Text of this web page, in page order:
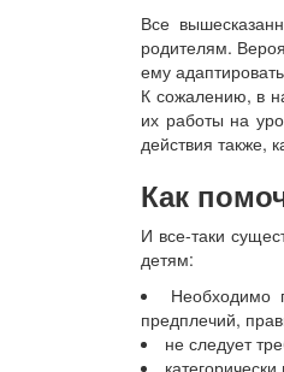
Все
родителям.
ему
К сожалению, в
их работы на
действия также,
Как
И все-таки
детям:
Необходимо
предплечий,
не следует